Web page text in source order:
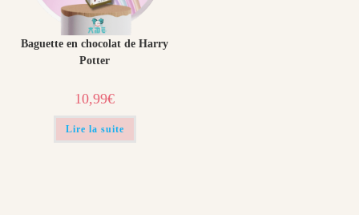
Baguette en chocolat de Harry
Potter
10,99€
Lire la suite